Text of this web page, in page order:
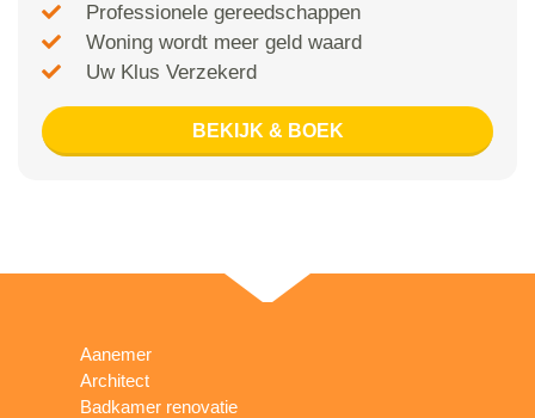
Professionele gereedschappen
Woning wordt meer geld waard
Uw Klus Verzekerd
BEKIJK & BOEK
Aanemer
Architect
Badkamer renovatie